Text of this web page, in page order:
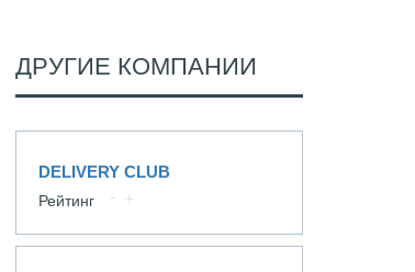
ДРУГИЕ КОМПАНИИ
DELIVERY CLUB
Рейтинг